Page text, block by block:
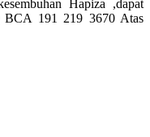
Hapiza ,dapat
BCA 191 219 3670 Atas